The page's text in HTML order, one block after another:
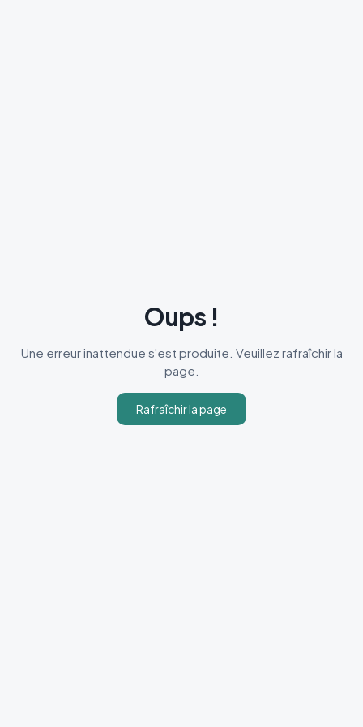
Oups !
Une erreur inattendue s'est produite. Veuillez rafraîchir la
page.
Rafraîchir la page